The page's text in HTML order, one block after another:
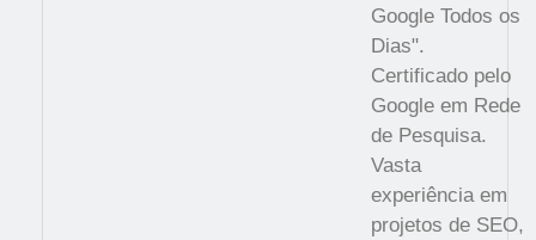
Google Todos os
Dias".
Certificado pelo
Google em Rede
de Pesquisa.
Vasta
experiência em
projetos de SEO,